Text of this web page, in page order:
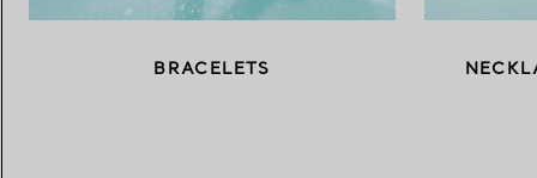
BRACELETS